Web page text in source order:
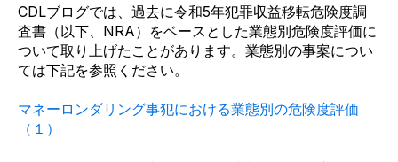
CDLブログでは、 過去に令和5年犯罪収益移転危険度調
査書（以下、NRA）をベースとした業態別危険度評価に
ついて取り上げたことがあります。業態別の事案につい
ては下記を参照ください。
マネーロンダリング事犯における業態別の危険度評価
（１）